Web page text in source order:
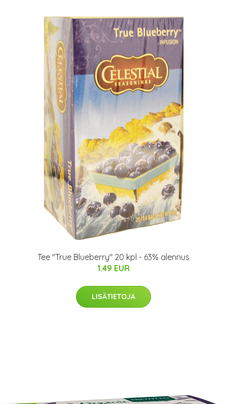
Tee "True Blueberry" 20 kpl - 63% alennus
1.49 EUR
LISÄTIETOJA